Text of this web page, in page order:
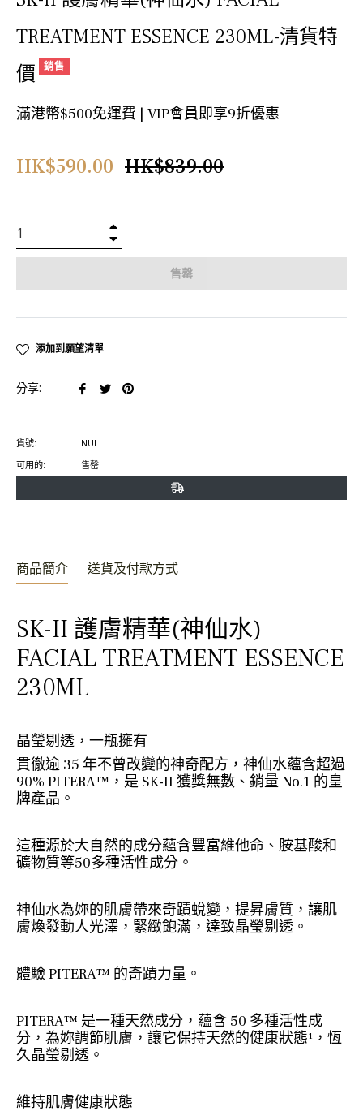
TREATMENT ESSENCE 230ML-清貨特
價
銷售
滿港幣$500免運費 | VIP會員即享9折優惠
HK$590.00
正
HK$839.00
售罄
添加到願望清單
分享:
在
上
分
在 在
貨號:
NULL
可用的:
售罄
商品簡介 送貨及付款方式
SK-II 護膚精華(神仙水)
FACIAL TREATMENT ESSENCE
230ML
晶瑩剔透，一瓶擁有
貫徹逾 35 年不曾改變的神奇配方，神仙水蘊含超過
90% PITERA™，是 SK-II 獲獎無數、銷量 No.1 的皇
牌產品。
這種源於大自然的成分蘊含豐富維他命、胺基酸和
礦物質等50多種活性成分。
神仙水為妳的肌膚帶來奇蹟蛻變，提昇膚質，讓肌
膚煥發動人光澤，緊緻飽滿，達致晶瑩剔透。
體驗 PITERA™ 的奇蹟力量。
PITERA™ 是一種天然成分，蘊含 50 多種活性成
分，為妳調節肌膚，讓它保持天然的健康狀態¹，恆
久晶瑩剔透。
維持肌膚健康狀態